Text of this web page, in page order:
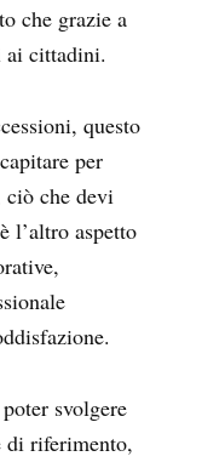
che grazie a
ai cittadini.
questo
per
che devi
l’altro aspetto
svolgere
di riferimento,